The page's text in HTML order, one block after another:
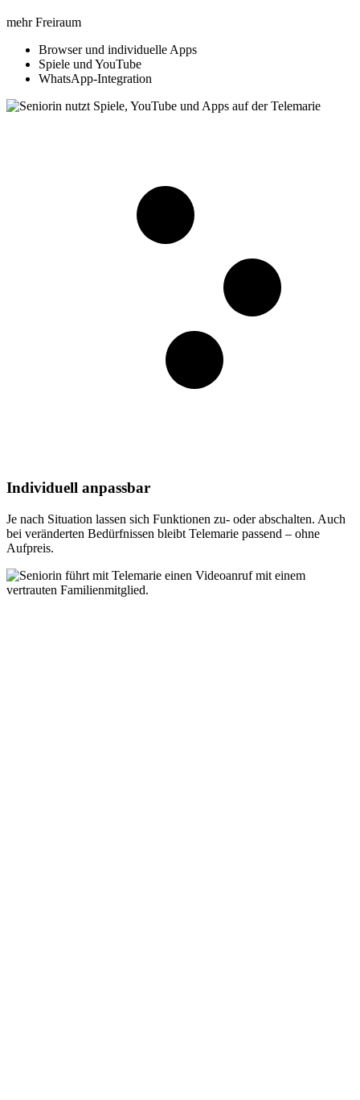
mehr Freiraum
Browser und individuelle Apps
Spiele und YouTube
WhatsApp-Integration
Individuell anpassbar
Je nach Situation lassen sich Funktionen zu- oder abschalten. Auch
bei veränderten Bedürfnissen bleibt Telemarie passend – ohne
Aufpreis.